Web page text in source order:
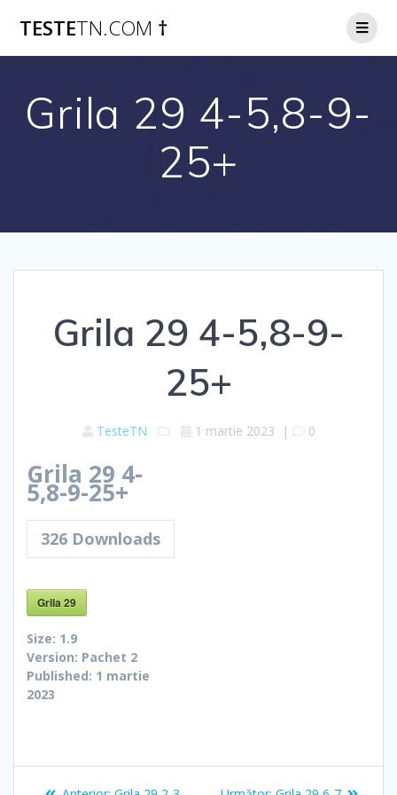
TESTETN.COM †
Grila 29 4-5,8-9-
25+
Grila 29 4-5,8-9-
25+
TesteTN 1 martie 2023 | 0
Grila 29 4-
5,8-9-25+
326 Downloads
Grila 29
Size: 1.9
Version: Pachet 2
Published: 1 martie
2023
Navigare